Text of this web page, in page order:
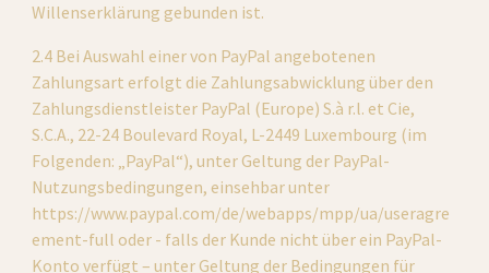
Willenserklärung gebunden ist.
2.4 Bei Auswahl einer von PayPal angebotenen
Zahlungsart erfolgt die Zahlungsabwicklung über den
Zahlungsdienstleister PayPal (Europe) S.à r.l. et Cie,
S.C.A., 22-24 Boulevard Royal, L-2449 Luxembourg (im
Folgenden: „PayPal“), unter Geltung der PayPal-
Nutzungsbedingungen, einsehbar unter
https://www.paypal.com/de/webapps/mpp/ua/useragre
ement-full oder - falls der Kunde nicht über ein PayPal-
Konto verfügt – unter Geltung der Bedingungen für